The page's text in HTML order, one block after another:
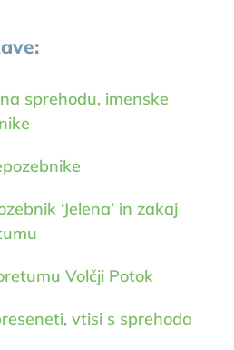
sprehodu, imenske
‘Jelena’ in zakaj
Volčji Potok
vtisi s sprehoda